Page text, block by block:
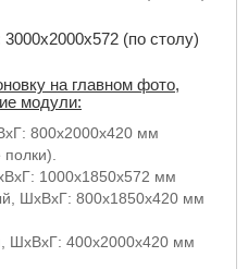
(по столу)
на главном фото,
модули:
800х2000х420 мм
полки).
1000х1850х572 мм
ШхВхГ: 800х1850х420 мм
ШхВхГ: 400х2000х420 мм